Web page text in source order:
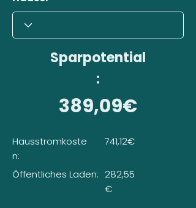
Sparpotential
:
389,09€
Hausstromkoste
n:
Öffentliches Laden:
741,12€
282,55
€